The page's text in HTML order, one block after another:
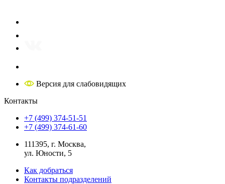
Версия для слабовидящих
Контакты
+7 (499) 374-51-51
+7 (499) 374-61-60
111395, г. Москва,
ул. Юности, 5
Как добраться
Контакты подразделений